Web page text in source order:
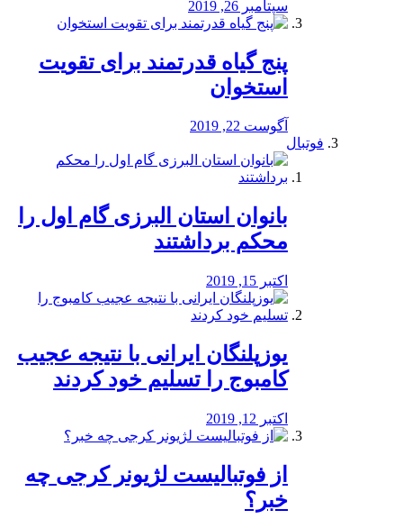
سپتامبر 26, 2019
پنج گیاه قدرتمند برای تقویت
استخوان
آگوست 22, 2019
فوتبال
بانوان استان البرزی گام اول را
محكم برداشتند
اکتبر 15, 2019
یوزپلنگان ایرانی با نتیجه عجیب
کامبوج را تسلیم خود کردند
اکتبر 12, 2019
از فوتبالیست لژیونر کرجی چه
خبر؟